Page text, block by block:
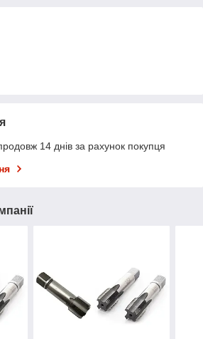
14 днів за рахунок покупця